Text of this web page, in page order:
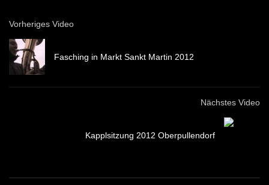
Vorheriges Video
Fasching in Markt Sankt Martin 2012
Nächstes Video
Kapplsitzung 2012 Oberpullendorf